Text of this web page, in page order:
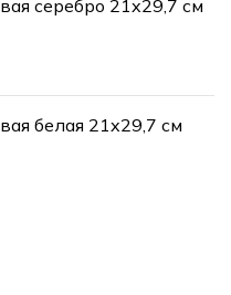
серебро 21x29,7 см
белая 21x29,7 см